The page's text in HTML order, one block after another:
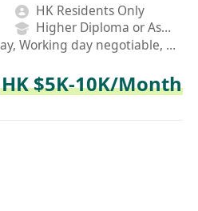
HK Residents Only
Higher Diploma or Associate Degree
More than 8 hours/day, Working day negotiable, Hybrid
HK $5K-10K/Month